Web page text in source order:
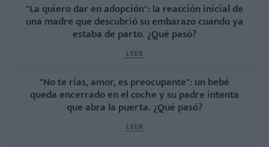
"La quiero dar en adopción": la reacción inicial de
una madre que descubrió su embarazo cuando ya
estaba de parto. ¿Qué pasó?
LEER
"No te rías, amor, es preocupante": un bebé
queda encerrado en el coche y su padre intenta
que abra la puerta. ¿Qué pasó?
LEER